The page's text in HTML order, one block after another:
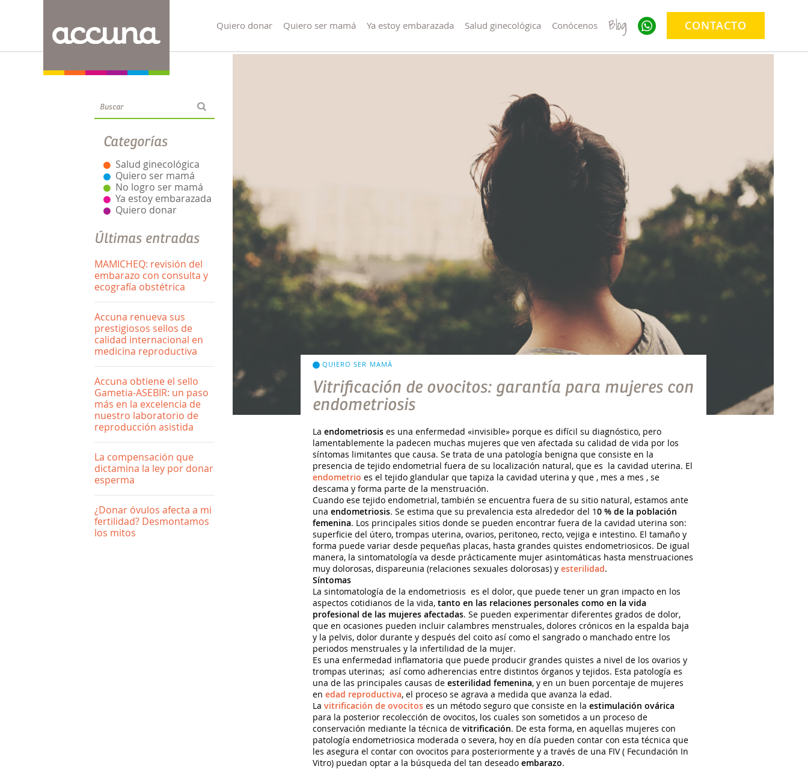
Quiero donar Quiero ser mamá Ya estoy embarazada Salud ginecológica Conócenos Blog CONTACTO
Categorías
Salud ginecológica
Quiero ser mamá
No logro ser mamá
Ya estoy embarazada
Quiero donar
Últimas entradas
MAMICHEQ: revisión del
embarazo con consulta y
ecografía obstétrica
Accuna renueva sus
prestigiosos sellos de
calidad internacional en
medicina reproductiva
Accuna obtiene el sello
Gametia-ASEBIR: un paso
más en la excelencia de
nuestro laboratorio de
reproducción asistida
La compensación que
dictamina la ley por donar
esperma
¿Donar óvulos afecta a mi
fertilidad? Desmontamos
los mitos
QUIERO SER MAMÁ
Vitrificación de ovocitos: garantía para mujeres con
endometriosis
La endometriosises una enfermedad «invisible» porque es difícil su diagnóstico, pero
lamentablemente la padecen muchas mujeres que ven afectada su calidad de vida por los
síntomas limitantes que causa. Se trata de una patología benigna que consiste en la
presencia de tejido endometrial fuera de su localización natural, que es la cavidad uterina. El
endometrio es el tejido glandular que tapiza la cavidad uterina y que , mes a mes , se
descama y forma parte de la menstruación.
Cuando ese tejido endometrial, también se encuentra fuera de su sitio natural, estamos ante
una endometriosis. Se estima que su prevalencia esta alrededor del 10 % de la población
femenina. Los principales sitios donde se pueden encontrar fuera de la cavidad uterina son:
superficie del útero, trompas uterina, ovarios, peritoneo, recto, vejiga e intestino. El tamaño y
forma puede variar desde pequeñas placas, hasta grandes quistes endometriosicos. De igual
manera, la sintomatología va desde prácticamente mujer asintomáticas hasta menstruaciones
muy dolorosas, dispareunia (relaciones sexuales dolorosas) y esterilidad.
Síntomas
La sintomatología de la endometriosis es el dolor, que puede tener un gran impacto en los
aspectos cotidianos de la vida,tanto en las relaciones personales como en la vida
profesional de las mujeres afectadas. Se pueden experimentar diferentes grados de dolor,
que en ocasiones pueden incluir calambres menstruales, dolores crónicos en la espalda baja
y la pelvis, dolor durante y después del coito así como el sangrado o manchado entre los
periodos menstruales y la infertilidad de la mujer.
Es una enfermedad inflamatoria que puede producir grandes quistes a nivel de los ovarios y
trompas uterinas; así como adherencias entre distintos órganos y tejidos. Esta patología es
una de las principales causas de esterilidad femenina, y en un buen porcentaje de mujeres
en edad reproductiva, el proceso se agrava a medida que avanza la edad.
La vitrificación de ovocitoses un método seguro que consiste en la estimulación ovárica
para la posterior recolección de ovocitos, los cuales son sometidos a un proceso de
conservación mediante la técnica de vitrificación. De esta forma, en aquellas mujeres con
patología endometriosica moderada o severa, hoy en día pueden contar con esta técnica que
les asegura el contar con ovocitos para posteriormente y a través de una FIV ( Fecundación In
Vitro) puedan optar a la búsqueda del tan deseado embarazo.